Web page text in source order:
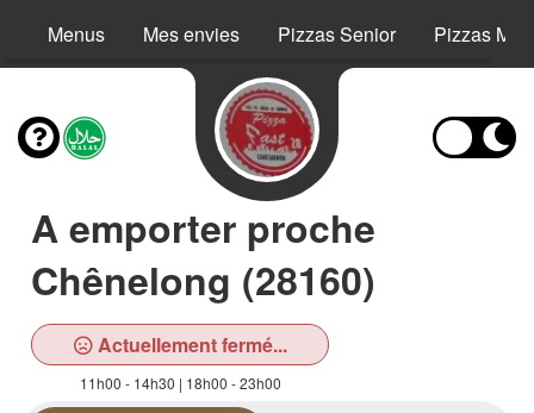
Menus Mes envies Pizzas Senior Pizzas
A emporter proche
Chênelong (28160)
Actuellement fermé...
11h00 - 14h30 | 18h00 - 23h00